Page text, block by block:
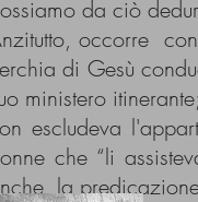
da ciò
occorre
di Gesù
ministero
escludeva
che “li
la